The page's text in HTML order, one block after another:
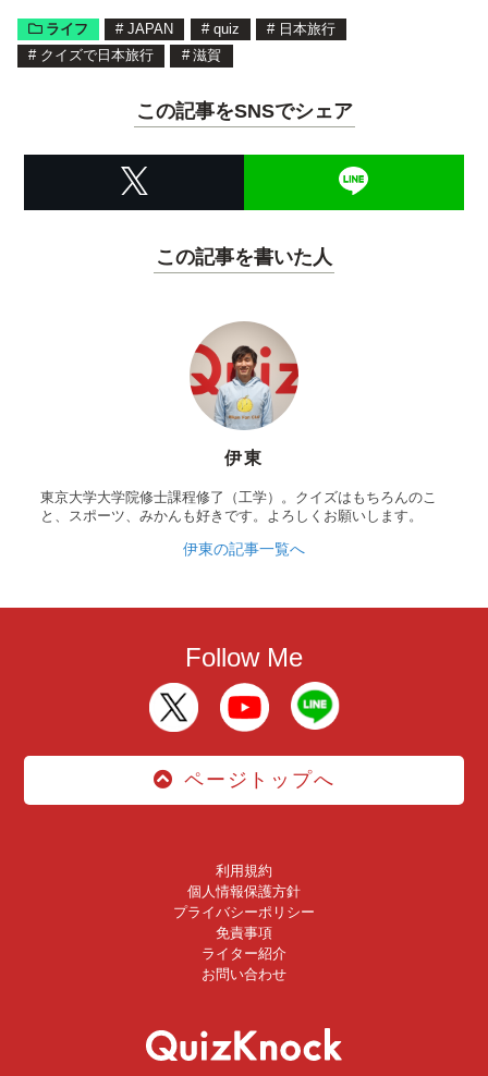
ライフ # JAPAN # quiz # 日本旅行
# クイズで日本旅行 # 滋賀
この記事をSNSでシェア
この記事を書いた人
伊東
東京大学大学院修士課程修了（工学）。クイズはもちろんのこ
と、スポーツ、みかんも好きです。よろしくお願いします。
伊東の記事一覧へ
Follow Me
ページトップへ
利用規約
個人情報保護方針
プライバシーポリシー
免責事項
ライター紹介
お問い合わせ